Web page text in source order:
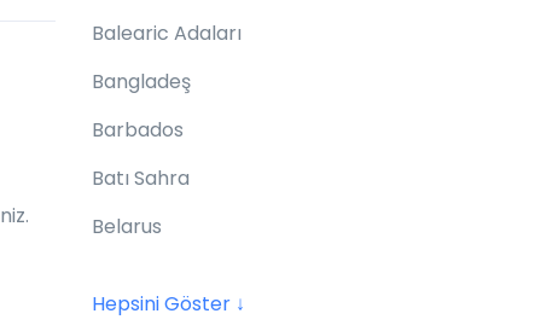
Balearic Adaları
Bangladeş
Barbados
Batı Sahra
Belarus
Belçika
Hepsini Göster ↓